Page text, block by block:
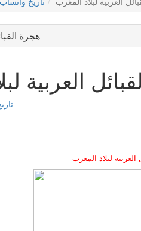
هجرة
العربية
العربية لبلاد المغرب